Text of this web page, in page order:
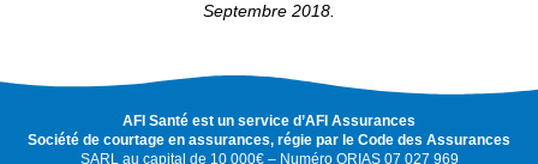
Septembre 2018.
AFI Santé est un service d’AFI Assurances
Société de courtage en assurances, régie par le Code des Assurances
SARL au capital de 10 000€ – Numéro ORIAS 07 027 969